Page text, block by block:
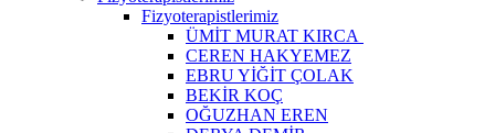
Fizyoterapistlerimiz
ÜMİT MURAT KIRCA
CEREN HAKYEMEZ
EBRU YİĞİT ÇOLAK
BEKİR KOÇ
OĞUZHAN EREN